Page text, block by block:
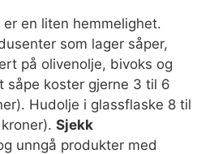
en liten hemmelighet.
som lager såper,
på olivenolje, bivoks og
såpe koster gjerne 3 til 6
Hudolje i glassflaske 8 til
Sjekk
unngå produkter med